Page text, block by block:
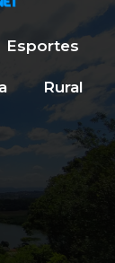
Esportes
Rural